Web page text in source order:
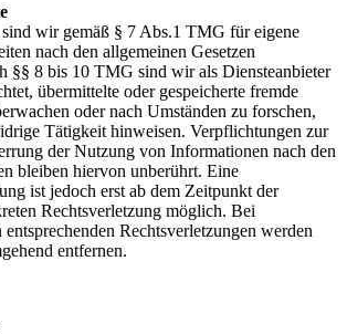
wir gemäß § 7 Abs.1 TMG für eigene
nach den allgemeinen Gesetzen
§§ 8 bis 10 TMG sind wir als Diensteanbieter
übermittelte oder gespeicherte fremde
oder nach Umständen zu forschen,
Tätigkeit hinweisen. Verpflichtungen zur
der Nutzung von Informationen nach den
bleiben hiervon unberührt. Eine
ist jedoch erst ab dem Zeitpunkt der
Rechtsverletzung möglich. Bei
Rechtsverletzungen werden
entfernen.